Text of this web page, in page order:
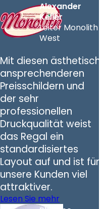
Alexander
Keller
Leiter Monolith
West
Mit diesen ästhetisch
ansprechenderen
Preisschildern und
der sehr
professionellen
Druckqualität weist
das Regal ein
standardisiertes
Layout auf und ist für
unsere Kunden viel
attraktiver.
Lesen Sie mehr